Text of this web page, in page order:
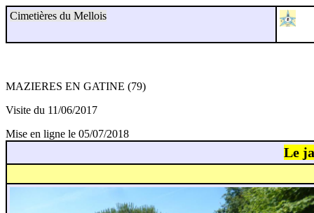
Cimetières du Mellois
MAZIERES EN GATINE (79)
Visite du 11/06/2017
Mise en ligne le 05/07/2018
Le